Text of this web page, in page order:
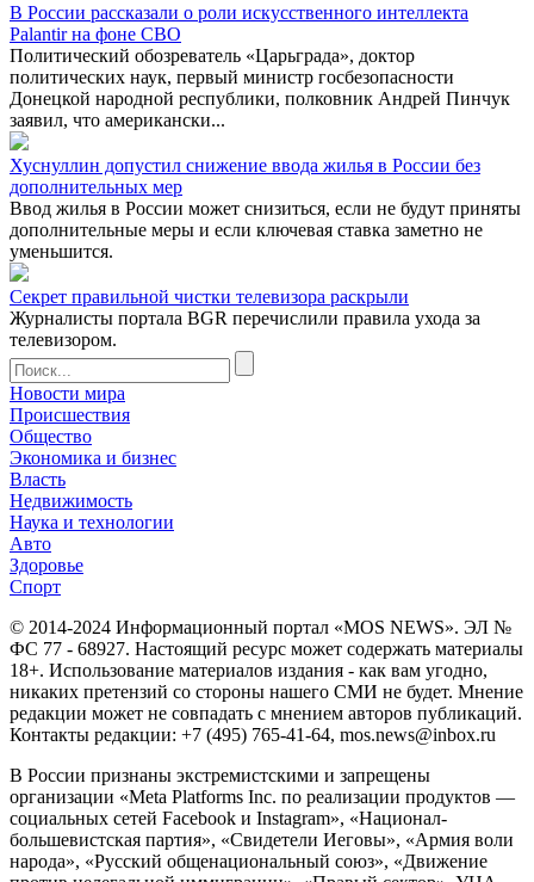
В России рассказали о роли искусственного интеллекта
Palantir на фоне СВО
Политический обозреватель «Царьграда», доктор
политических наук, первый министр госбезопасности
Донецкой народной республики, полковник Андрей Пинчук
заявил, что американски...
Хуснуллин допустил снижение ввода жилья в России без
дополнительных мер
Ввод жилья в России может снизиться, если не будут приняты
дополнительные меры и если ключевая ставка заметно не
уменьшится.
Секрет правильной чистки телевизора раскрыли
Журналисты портала BGR перечислили правила ухода за
телевизором.
Новости мира
Происшествия
Общество
Экономика и бизнес
Власть
Недвижимость
Наука и технологии
Авто
Здоровье
Спорт
© 2014-2024 Информационный портал «MOS NEWS». ЭЛ №
ФС 77 - 68927. Настоящий ресурс может содержать материалы
18+. Использование материалов издания - как вам угодно,
никаких претензий со стороны нашего СМИ не будет. Мнение
редакции может не совпадать с мнением авторов публикаций.
Контакты редакции: +7 (495) 765-41-64, mos.news@inbox.ru
В России признаны экстремистскими и запрещены
организации «Meta Platforms Inc. по реализации продуктов —
социальных сетей Facebook и Instagram», «Национал-
большевистская партия», «Свидетели Иеговы», «Армия воли
народа», «Русский общенациональный союз», «Движение